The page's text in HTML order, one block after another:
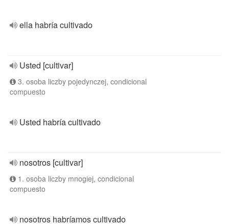
ella habría cultivado
Usted [cultivar]
3. osoba liczby pojedynczej, condicional
compuesto
Usted habría cultivado
nosotros [cultivar]
1. osoba liczby mnogiej, condicional
compuesto
nosotros habríamos cultivado